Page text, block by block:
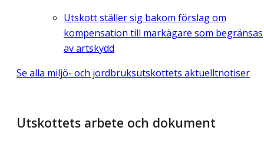
Utskott ställer sig bakom förslag om
kompensation till markägare som begränsas
av artskydd
Se alla miljö- och jordbruksutskottets aktuelltnotiser
Utskottets arbete och dokument